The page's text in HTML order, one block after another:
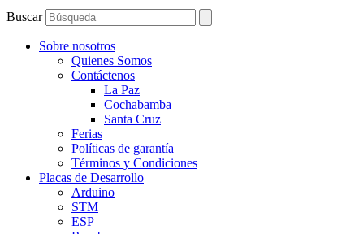
Buscar
Sobre nosotros
Quienes Somos
Contáctenos
La Paz
Cochabamba
Santa Cruz
Ferias
Políticas de garantía
Términos y Condiciones
Placas de Desarrollo
Arduino
STM
ESP